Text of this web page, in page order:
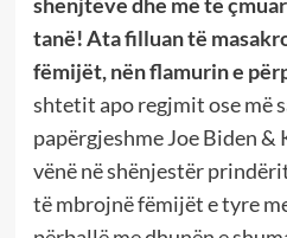
tanë!Ata filluan të
fëmijët, nën flamurin e
shtetit apo regjmit ose më
papërgjeshme Joe Biden &
vënë në shënjestër
të mbrojnë fëmijët e tyre